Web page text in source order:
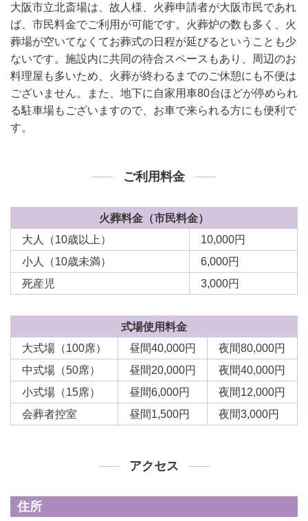
大阪市立北斎場は、故人様、火葬申請者が大阪市民であれ
ば、市民料金でご利用が可能です。火葬炉の数も多く、火
葬場が空いてなくてお葬式の日程が延びるということも少
ないです。施設内に共同の待合スペースもあり、周辺のお
料理屋も多いため、火葬が終わるまでのご休憩にも不便は
ございません。また、地下に自家用車80台ほどが停められ
る駐車場もございますので、お車で来られる方にも便利で
す。
ご利用料金
火葬料金（市民料金）
大人（10歳以上）
10,000円
小人（10歳未満）
6,000円
死産児
3,000円
式場使用料金
大式場（100席）
昼間40,000円
夜間80,000円
中式場（50席）
昼間20,000円
夜間40,000円
小式場（15席）
昼間6,000円
夜間12,000円
会葬者控室
昼間1,500円 夜間3,000円
アクセス
住所